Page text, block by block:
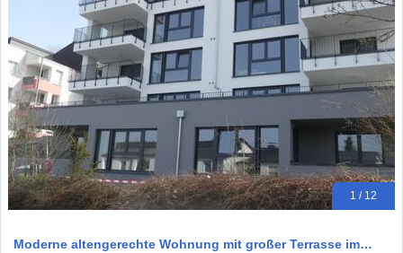
1 / 12
Moderne altengerechte Wohnung mit großer Terrasse im…